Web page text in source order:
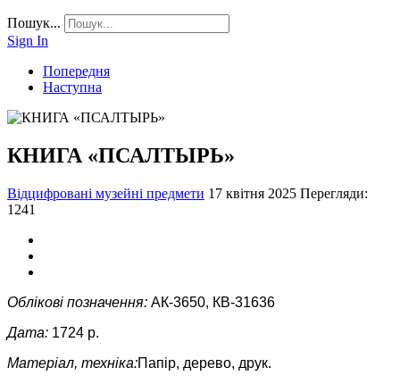
Пошук...
Sign In
Попередня
Наступна
КНИГА «ПСАЛТЫРЬ»
Відцифровані музейні предмети 17 квітня 2025 Перегляди:
1241
Облікові позначення: АК-3650, КВ-31636
Дата: 1724 р.
Матеріал, техніка:Папір, дерево, друк.